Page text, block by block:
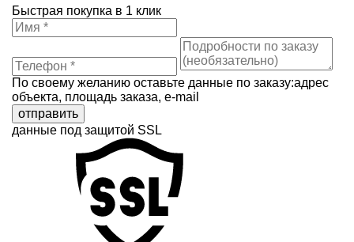
Быстрая покупка в 1 клик
По своему желанию оставьте данные по заказу:адрес
объекта, площадь заказа, e-mail
отправить
данные под защитой SSL